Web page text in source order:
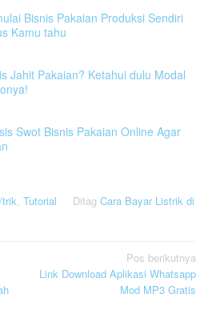
Bisnis Pakaian Produksi Sendiri
Kamu tahu
Jahit Pakaian? Ketahui dulu Modal
Swot Bisnis Pakaian Online Agar
, Tutorial Ditag Cara Bayar Listrik di
Pos berikutnya
Link Download Aplikasi Whatsapp
Mod MP3 Gratis